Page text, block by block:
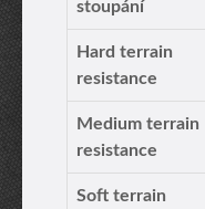
stoupání
Hard terrain
resistance
Medium terrain
resistance
Soft terrain